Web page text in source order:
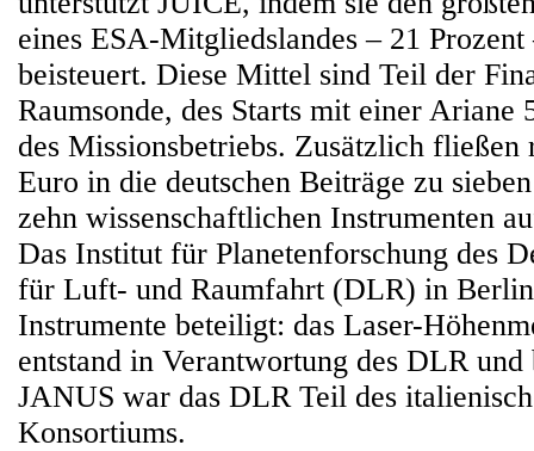
eines ESA-Mitgliedslandes – 21
beisteuert. Diese Mittel sind Teil der
Raumsonde, des Starts mit einer Ariane
des Missionsbetriebs. Zusätzlich
Euro in die deutschen Beiträge zu
zehn wissenschaftlichen Instrumenten
Das Institut für Planetenforschung des
für Luft- und Raumfahrt (DLR) in
Instrumente beteiligt: das Laser-
entstand in Verantwortung des DLR
JANUS war das DLR Teil des
Konsortiums.